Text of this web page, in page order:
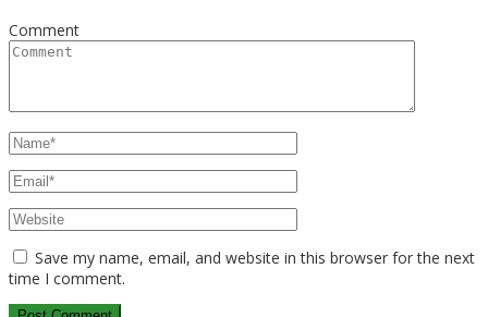
Comment
Save my name, email, and website in this browser for the next
time I comment.